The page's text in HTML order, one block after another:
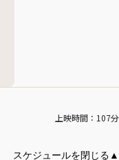
上映時間：107分